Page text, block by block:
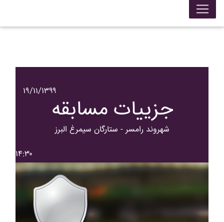
۱۹/۱۱/۱۳۹۹
جزییات مسابقه
شهروند رامسر - ستارگان سيمرغ البرز
۱۴:۳۰